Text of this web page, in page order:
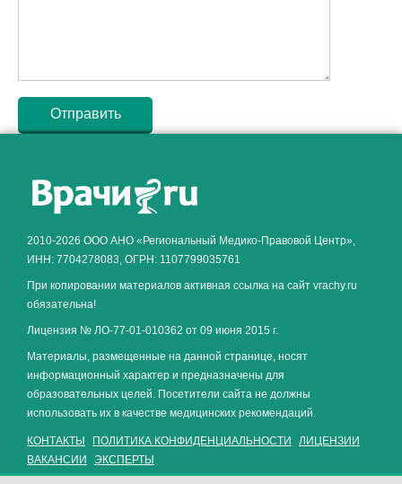
2010-2026 ООО АНО «Региональный Медико-Правовой Центр»,
ИНН: 7704278083, ОГРН: 1107799035761
При копировании материалов активная ссылка на сайт vrachy.ru
обязательна!
Лицензия № ЛО-77-01-010362 от 09 июня 2015 г.
Материалы, размещенные на данной странице, носят
информационный характер и предназначены для
образовательных целей. Посетители сайта не должны
использовать их в качестве медицинских рекомендаций.
КОНТАКТЫ ПОЛИТИКА КОНФИДЕНЦИАЛЬНОСТИ
ЛИЦЕНЗИИ
ВАКАНСИИ
ЭКСПЕРТЫ